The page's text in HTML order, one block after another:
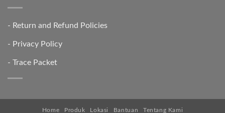
- Return and Refund Policies
- Privacy Policy
- Trace Packet
Home Produk Lokasi Bantuan Tentang Kami